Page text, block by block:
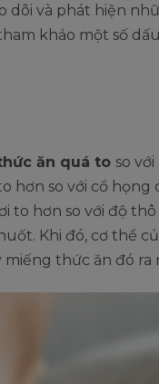
dõi và phát hiện
khảo một số
ăn quá to so
hơn so với cổ họng
to hơn so với độ
Khi đó, cơ thể
thức ăn đó ra